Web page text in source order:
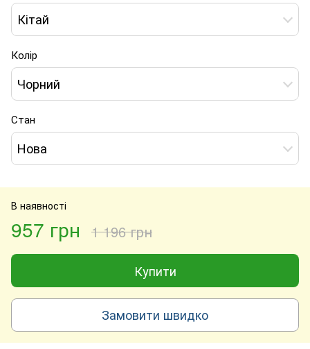
Кітай
Колір
Чорний
Стан
Нова
В наявності
957 грн 1 196 грн
Купити
Замовити швидко